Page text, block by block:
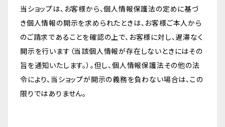
当ショップは、お客様から、個人情報保護法の定めに基づ
き個人情報の開示を求められたときは、お客様ご本人から
のご請求であることを確認の上で、お客様に対し、遅滞なく
開示を行います（当該個人情報が存在しないときにはその
旨を通知いたします。）。但し、個人情報保護法その他の法
令により、当ショップが開示の義務を負わない場合は、この
限りではありません。